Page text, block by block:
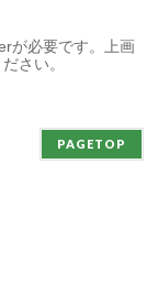
が必要です。上画
さい。
PAGETOP